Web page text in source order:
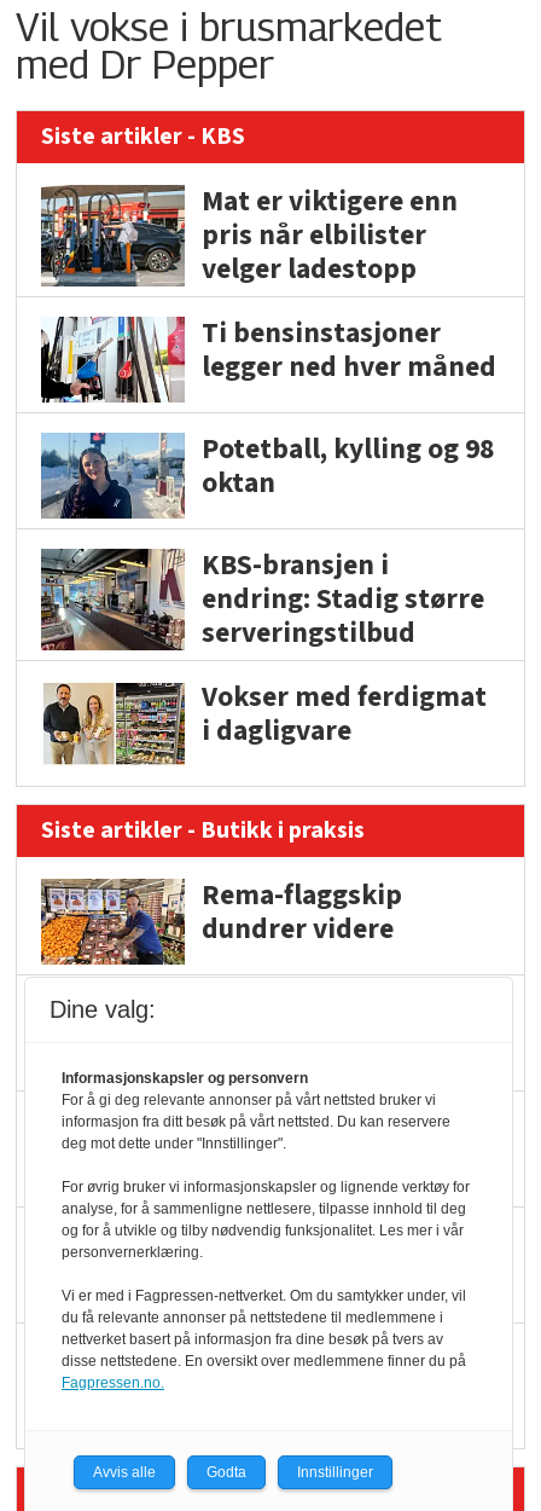
Vil vokse i brusmarkedet
med Dr Pepper
Siste artikler - KBS
Mat er viktigere enn
pris når elbilister
velger ladestopp
Ti bensinstasjoner
legger ned hver måned
Potetball, kylling og 98
oktan
KBS-bransjen i
endring: Stadig større
serveringstilbud
Vokser med ferdigmat
i dagligvare
Siste artikler - Butikk i praksis
Rema-flaggskip
dundrer videre
Færre varer, men fulle
hyller
KI lager mat i butikken
Q passerte 1 milliard i
Siste artikler - Økologisk
Dine valg:
Informasjonskapsler og personvern
For å gi deg relevante annonser på vårt nettsted bruker vi
informasjon fra ditt besøk på vårt nettsted. Du kan reservere
deg mot dette under "Innstillinger".
For øvrig bruker vi informasjonskapsler og lignende verktøy for
analyse, for å sammenligne nettlesere, tilpasse innhold til deg
og for å utvikle og tilby nødvendig funksjonalitet. Les mer i vår
personvernerklæring.
Vi er med i Fagpressen-nettverket. Om du samtykker under, vil
du få relevante annonser på nettstedene til medlemmene i
nettverket basert på informasjon fra dine besøk på tvers av
disse nettstedene. En oversikt over medlemmene finner du på
Fagpressen.no.
Avvis alle Godta Innstillinger